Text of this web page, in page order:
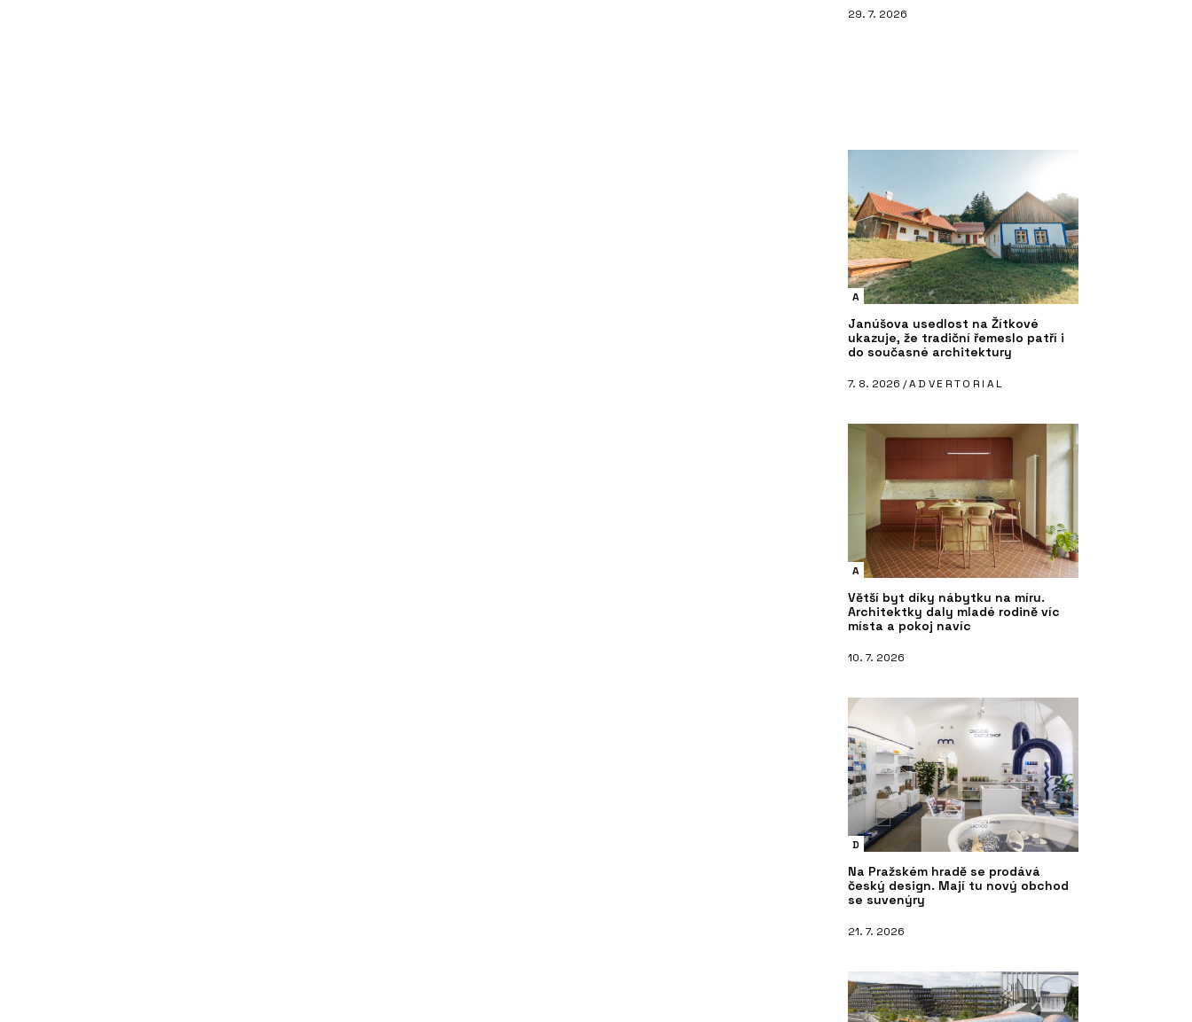
29. 7. 2026
A
Janúšova usedlost na Žítkové
ukazuje, že tradiční řemeslo patří i
do současné architektury
7. 8. 2026 /ADVERTORIAL
A
Větší byt díky nábytku na míru.
Architektky daly mladé rodině víc
místa a pokoj navíc
10. 7. 2026
D
Na Pražském hradě se prodává
český design. Mají tu nový obchod
se suvenýry
21. 7. 2026